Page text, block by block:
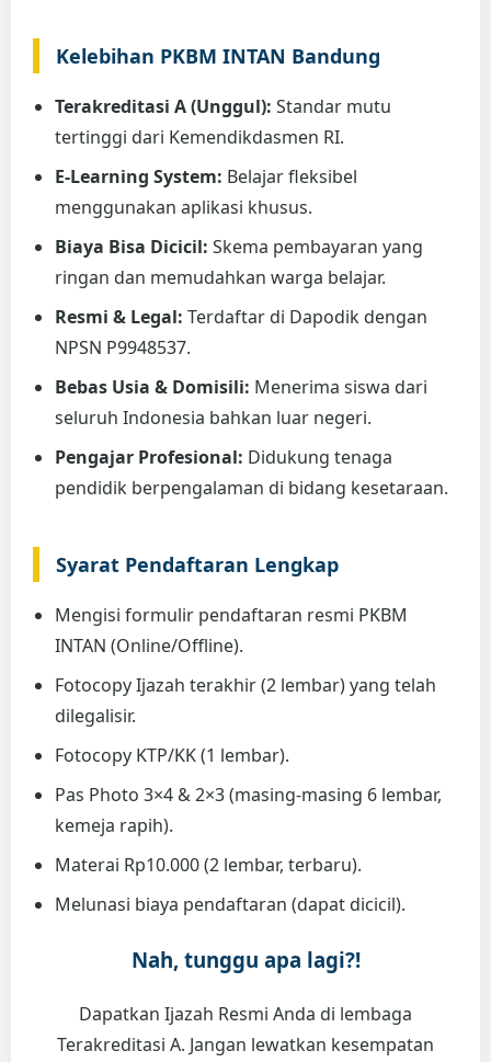
Kelebihan PKBM INTAN Bandung
Terakreditasi A (Unggul): Standar mutu
tertinggi dari Kemendikdasmen RI.
E-Learning System: Belajar fleksibel
menggunakan aplikasi khusus.
Biaya Bisa Dicicil: Skema pembayaran yang
ringan dan memudahkan warga belajar.
Resmi & Legal: Terdaftar di Dapodik dengan
NPSN P9948537.
Bebas Usia & Domisili: Menerima siswa dari
seluruh Indonesia bahkan luar negeri.
Pengajar Profesional: Didukung tenaga
pendidik berpengalaman di bidang kesetaraan.
Syarat Pendaftaran Lengkap
Mengisi formulir pendaftaran resmi PKBM
INTAN (Online/Offline).
Fotocopy Ijazah terakhir (2 lembar) yang telah
dilegalisir.
Fotocopy KTP/KK (1 lembar).
Pas Photo 3×4 & 2×3 (masing-masing 6 lembar,
kemeja rapih).
Materai Rp10.000 (2 lembar, terbaru).
Melunasi biaya pendaftaran (dapat dicicil).
Nah, tunggu apa lagi?!
Dapatkan Ijazah Resmi Anda di lembaga
Terakreditasi A. Jangan lewatkan kesempatan